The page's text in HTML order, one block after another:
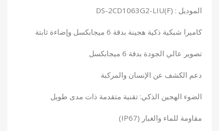
الموديل : DS-2CD1063G2-LIU(F)
كاميرا شبكية ذكية هجينة بدقة 6 ميجابكسل وإضاءة ثابتة
تصوير عالي الجودة بدقة 6 ميجابكسل
دعم الكشف عن الإنسان والمركبة
الضوء الهجين الذكي: تقنية متقدمة ذات مدى طويل
مقاومة للماء والغبار (IP67)